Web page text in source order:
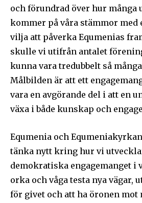
Följ Sändarens
bli uppdaterad på
För att prenumerera: Ange din e-
prenumerationsknappen. Oroa dig
integritet och kommer inte att skicka
inkorg.
Prenumerera på Sändarens
Jag godkänner
och förundrad över hur många
kommer på våra stämmor med
vilja att påverka Equmenias
skulle vi utifrån antalet
kunna vara tredubbelt så
Målbilden är att ett
vara en avgörande del i att en
växa i både kunskap och
Equmenia och
tänka nytt kring hur vi
demokratiska engagemanget i
orka och våga testa nya vägar,
för givet och att ha öronen mot